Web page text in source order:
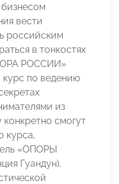
вести
российским
в тонкостях
РОССИИ»
курс по ведению
из
смогут
курса,
«ОПОРЫ
Гуандун),